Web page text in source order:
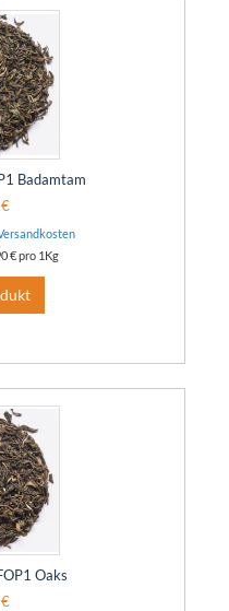
Badamtam
€pro 1Kg
Oaks